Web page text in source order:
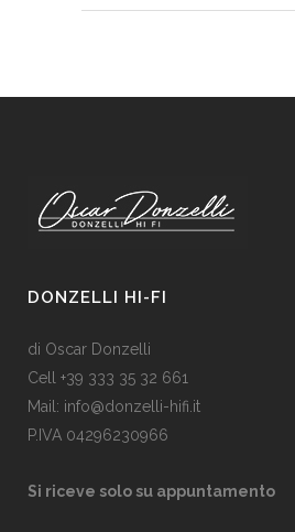
DONZELLI HI-FI
di Oscar Donzelli
Cell +39 333 35 32 661
Mail: info@donzelli-hifi.it
P.IVA 04296230966
Si riceve solo su appuntamento